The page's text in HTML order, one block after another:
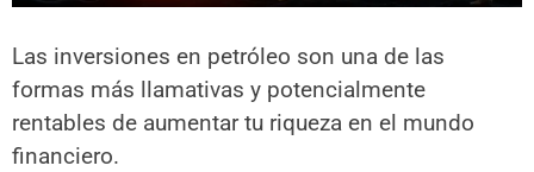
Las inversiones en petróleo son una de las
formas más llamativas y potencialmente
rentables de aumentar tu riqueza en el mundo
financiero.